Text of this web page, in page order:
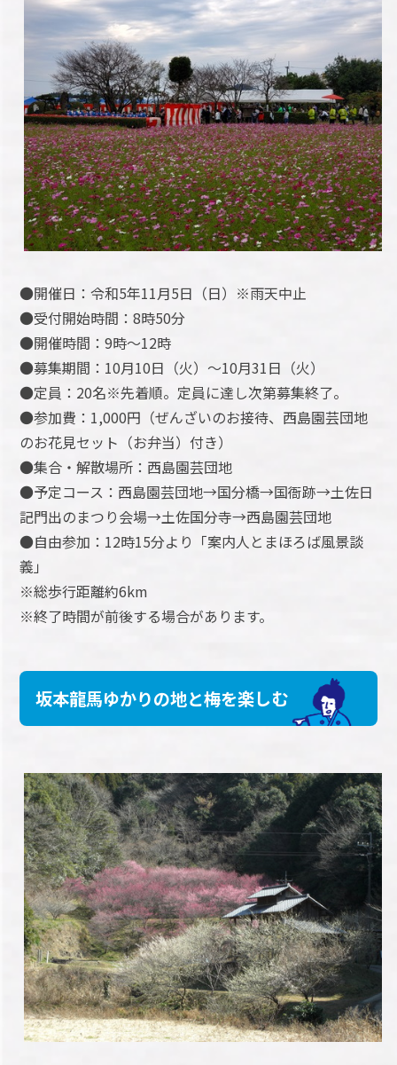
●開催日：令和5年11月5日（日）※雨天中止
●受付開始時間：8時50分
●開催時間：9時～12時
●募集期間：10月10日（火）～10月31日（火）
●定員：20名※先着順。定員に達し次第募集終了。
●参加費：1,000円（ぜんざいのお接待、西島園芸団地
のお花見セット（お弁当）付き）
●集合・解散場所：西島園芸団地
●予定コース：西島園芸団地→国分橋→国衙跡→土佐日
記門出のまつり会場→土佐国分寺→西島園芸団地
●自由参加：12時15分より「案内人とまほろば風景談
義」
※総歩行距離約6km
※終了時間が前後する場合があります。
坂本龍馬ゆかりの地と梅を楽しむ